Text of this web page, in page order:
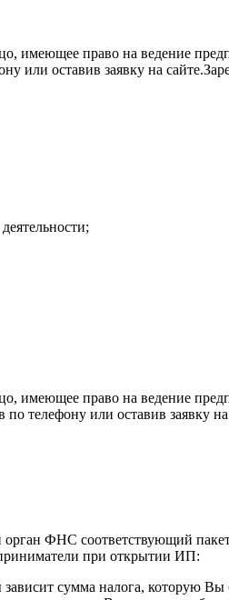
имеющее право на ведение
или оставив заявку на
имеющее право на ведение
по телефону или оставив
ФНС соответствующий
при открытии ИП:
сумма налога, которую Вы